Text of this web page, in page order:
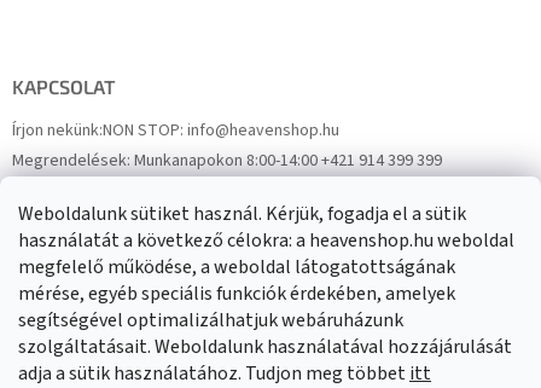
Weboldalunk sütiket használ. Kérjük, fogadja el a sütik
használatát a következő célokra: a heavenshop.hu weboldal
megfelelő működése, a weboldal látogatottságának
mérése, egyéb speciális funkciók érdekében, amelyek
segítségével optimalizálhatjuk webáruházunk
szolgáltatásait. Weboldalunk használatával hozzájárulását
adja a sütik használatához. Tudjon meg többetitt
KAPCSOLAT
Írjon nekünk:NON STOP: info@heavenshop.hu
Megrendelések:Munkanapokon 8:00-14:00 +421 914 399 399
FacebookHeavenShop.sk
Eredményeink